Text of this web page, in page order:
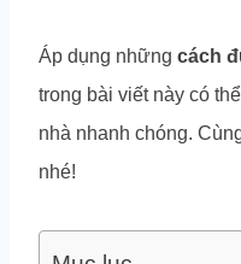
Áp dụng những cách
trong bài viết này có
nhà nhanh chóng.
nhé!